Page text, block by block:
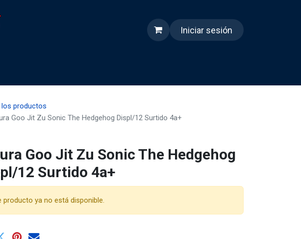
Iniciar sesión
productos
Goo Jit Zu Sonic The Hedgehog Displ/12 Surtido 4a+
Goo Jit Zu Sonic The Hedgehog
12 Surtido 4a+
producto ya no está disponible.